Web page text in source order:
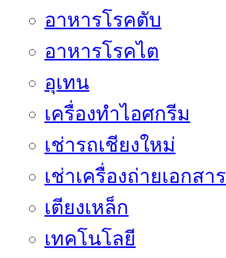
อาหารโรคตับ
อาหารโรคไต
อุเทน
เครื่องทำไอศกรีม
เช่ารถเชียงใหม่
เช่าเครื่องถ่ายเอกสาร
เตียงเหล็ก
เทคโนโลยี